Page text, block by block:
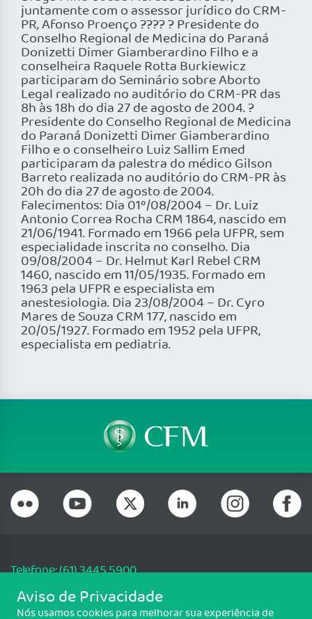
juntamente com o assessor jurídico do CRM-
PR, Afonso Proenço ???? ? Presidente do
Conselho Regional de Medicina do Paraná
Donizetti Dimer Giamberardino Filho e a
conselheira Raquele Rotta Burkiewicz
participaram do Seminário sobre Aborto
Legal realizado no auditório do CRM-PR das
8h às 18h do dia 27 de agosto de 2004. ?
Presidente do Conselho Regional de Medicina
do Paraná Donizetti Dimer Giamberardino
Filho e o conselheiro Luiz Sallim Emed
participaram da palestra do médico Gilson
Barreto realizada no auditório do CRM-PR às
20h do dia 27 de agosto de 2004.
Falecimentos: Dia 01º/08/2004 – Dr. Luiz
Antonio Correa Rocha CRM 1864, nascido em
21/06/1941. Formado em 1966 pela UFPR, sem
especialidade inscrita no conselho. Dia
09/08/2004 – Dr. Helmut Karl Rebel CRM
1460, nascido em 11/05/1935. Formado em
1963 pela UFPR e especialista em
anestesiologia. Dia 23/08/2004 – Dr. Cyro
Mares de Souza CRM 177, nascido em
20/05/1927. Formado em 1952 pela UFPR,
especialista em pediatria.
Telefone: (61) 3445 5900
Email: cfm@portalmedico.org.br
SGAS 616, Conjunto D, Lote 115, L2 Sul, Brasília/DF - CEP: 70200-760 -
Aviso de Privacidade
Nós usamos cookies para melhorar sua experiência de